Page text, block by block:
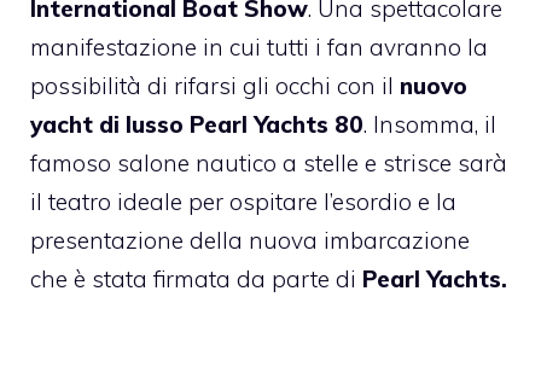
International Boat Show. Una spettacolare
manifestazione in cui tutti i fan avranno la
possibilità di rifarsi gli occhi con il nuovo
yacht di lusso PearlYachts 80. Insomma, il
famoso salone nautico a stelle e strisce sarà
il teatro ideale per ospitare l’esordio e la
presentazione della nuova imbarcazione
che è stata firmata da parte di Pearl Yachts.